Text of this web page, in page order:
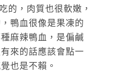
的，肉質也很軟嫩，
鴨血很像是果凍的
麻辣鴨血，是偏鹹
來的話應該會點一
也是不賴。